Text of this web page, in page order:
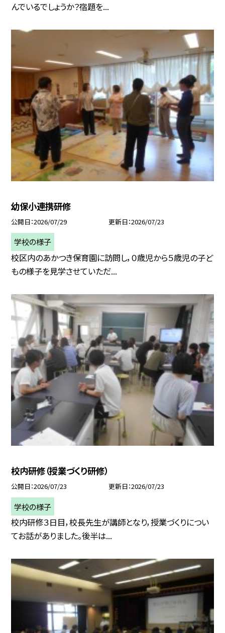
んでいるでしょうか？宿題を...
幼保小連携研修
公開日 2026/07/29 更新日 2026/07/23
学校の様子
校区内のあかつき保育園に訪問し，０歳児から５歳児の子ど
もの様子を見学させていただ...
校内研修（授業づくり研修）
公開日 2026/07/23 更新日 2026/07/23
学校の様子
校内研修３日目，校長先生が講師となり，授業づくりについ
てお話がありました。後半は...